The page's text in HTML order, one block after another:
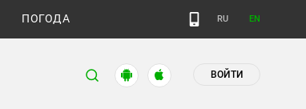
ПОГОДА RU EN
ВОЙТИ